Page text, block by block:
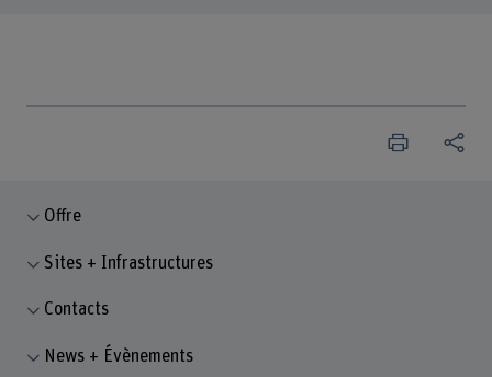
Offre
Sites + Infrastructures
Contacts
News + Évènements